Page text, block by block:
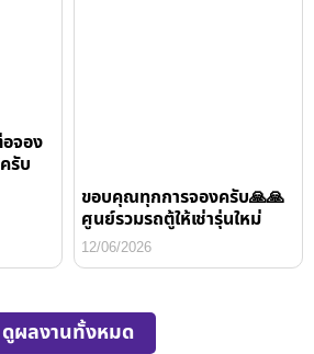
จอง
รับ
ขอบคุณทุกการจองครับ🙏🙏
ศูนย์รวมรถตู้ให้เช่ารุ่นใหม่
12/06/2026
ดูผลงานทั้งหมด